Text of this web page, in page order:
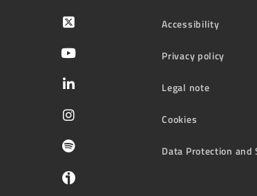
Accessibility
Privacy policy
Legal note
Cookies
Data Protection and